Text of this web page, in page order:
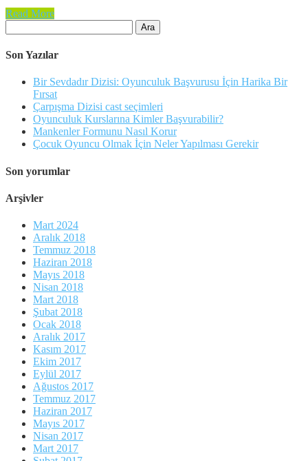
Read More
Son Yazılar
Bir Sevdadır Dizisi: Oyunculuk Başvurusu İçin Harika Bir
Fırsat
Çarpışma Dizisi cast seçimleri
Oyunculuk Kurslarına Kimler Başvurabilir?
Mankenler Formunu Nasıl Korur
Çocuk Oyuncu Olmak İçin Neler Yapılması Gerekir
Son yorumlar
Arşivler
Mart 2024
Aralık 2018
Temmuz 2018
Haziran 2018
Mayıs 2018
Nisan 2018
Mart 2018
Şubat 2018
Ocak 2018
Aralık 2017
Kasım 2017
Ekim 2017
Eylül 2017
Ağustos 2017
Temmuz 2017
Haziran 2017
Mayıs 2017
Nisan 2017
Mart 2017